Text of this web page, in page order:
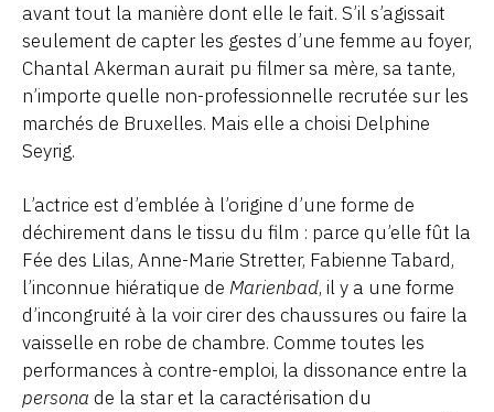
avant tout la manière dont elle le fait. S’il s’agissait
seulement de capter les gestes d’une femme au foyer,
Chantal Akerman aurait pu filmer sa mère, sa tante,
n’importe quelle non-professionnelle recrutée sur les
marchés de Bruxelles. Mais elle a choisi Delphine
Seyrig.
L’actrice est d’emblée à l’origine d’une forme de
déchirement dans le tissu du film : parce qu’elle fût la
Fée des Lilas, Anne-Marie Stretter, Fabienne Tabard,
l’inconnue hiératique de Marienbad, il y a une forme
d’incongruité à la voir cirer des chaussures ou faire la
vaisselle en robe de chambre. Comme toutes les
performances à contre-emploi, la dissonance entre la
persona de la star et la caractérisation du